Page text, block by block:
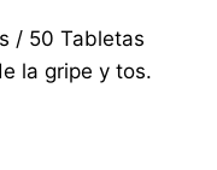
/ 50 Tabletas
la gripe y tos.